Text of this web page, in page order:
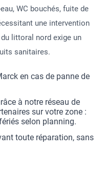
WC bouchés, fuite de
une intervention
littoral nord exige un
sanitaires.
en cas de panne de
à notre réseau de
sur votre zone :
selon planning.
toute réparation, sans